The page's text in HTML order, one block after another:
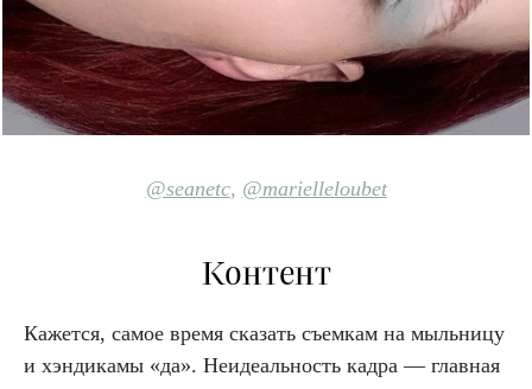
@seanetc, @marielleloubet
Контент
Кажется, самое время сказать съемкам на мыльницу
и хэндикамы «да». Неидеальность кадра — главная